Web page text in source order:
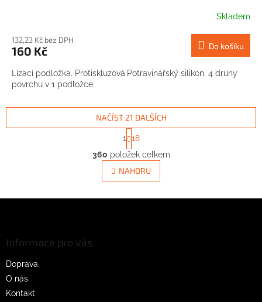
Skladem
132,23 Kč bez DPH
160 Kč Do košíku
Lízací podložka. Protiskluzová.Potravinářský silikon. 4 druhy
povrchu v 1 podložce.
O
v
l
á
NAČÍST 21 DALŠÍCH
S
t
r
á
n
k
v
1 18
360 položek celkem
NAHORU
Informace pro vás
Doprava
O nás
Kontakt